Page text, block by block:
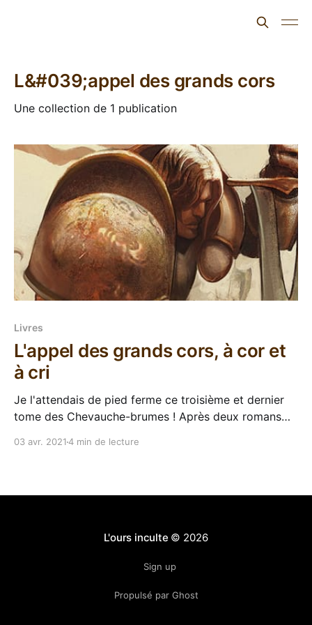
L&#039;appel des grands cors
Une collection de 1 publication
Livres
L'appel des grands cors, à cor et
à cri
Je l'attendais de pied ferme ce troisième et dernier
tome des Chevauche-brumes ! Après deux romans
03 avr. 20214 min de lecture
L'ours inculte © 2026
Sign up
Propulsé par Ghost